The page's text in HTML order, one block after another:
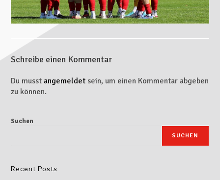
Schreibe einen Kommentar
Du musst angemeldet sein, um einen Kommentar abgeben
zu können.
Suchen
SUCHEN
Recent Posts